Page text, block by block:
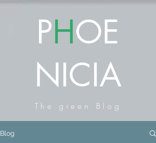
PHOE
NICIA
The green Blog
Blog